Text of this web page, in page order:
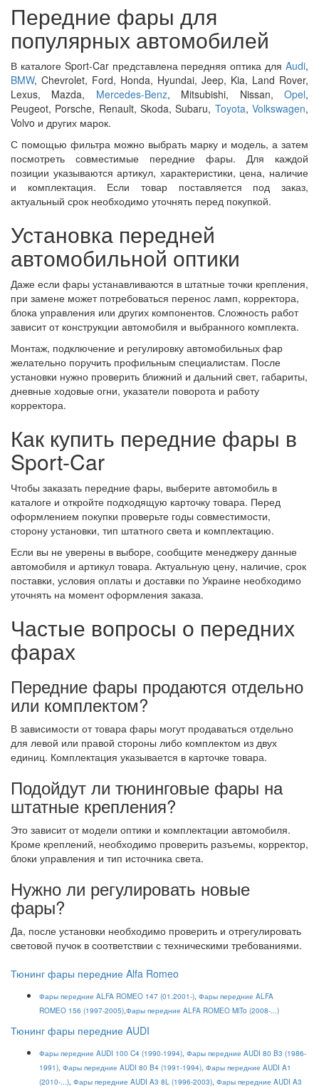
Передние фары для
популярных автомобилей
В каталоге Sport-Car представлена передняя оптика для Audi,
BMW, Chevrolet, Ford, Honda, Hyundai, Jeep, Kia, Land Rover,
Lexus, Mazda, Mercedes-Benz, Mitsubishi, Nissan,Opel,
Peugeot, Porsche, Renault, Skoda, Subaru, Toyota,Volkswagen,
Volvo и других марок.
С помощью фильтра можно выбрать марку и модель, а затем
посмотреть совместимые передние фары. Для каждой
позиции указываются артикул, характеристики, цена, наличие
и комплектация. Если товар поставляется под заказ,
актуальный срок необходимо уточнять перед покупкой.
Установка передней
автомобильной оптики
Даже если фары устанавливаются в штатные точки крепления,
при замене может потребоваться перенос ламп, корректора,
блока управления или других компонентов. Сложность работ
зависит от конструкции автомобиля и выбранного комплекта.
Монтаж, подключение и регулировку автомобильных фар
желательно поручить профильным специалистам. После
установки нужно проверить ближний и дальний свет, габариты,
дневные ходовые огни, указатели поворота и работу
корректора.
Как купить передние фары в
Sport-Car
Чтобы заказать передние фары, выберите автомобиль в
каталоге и откройте подходящую карточку товара. Перед
оформлением покупки проверьте годы совместимости,
сторону установки, тип штатного света и комплектацию.
Если вы не уверены в выборе, сообщите менеджеру данные
автомобиля и артикул товара. Актуальную цену, наличие, срок
поставки, условия оплаты и доставки по Украине необходимо
уточнять на момент оформления заказа.
Частые вопросы о передних
фарах
Передние фары продаются отдельно
или комплектом?
В зависимости от товара фары могут продаваться отдельно
для левой или правой стороны либо комплектом из двух
единиц. Комплектация указывается в карточке товара.
Подойдут ли тюнинговые фары на
штатные крепления?
Это зависит от модели оптики и комплектации автомобиля.
Кроме креплений, необходимо проверить разъемы, корректор,
блоки управления и тип источника света.
Нужно ли регулировать новые
фары?
Да, после установки необходимо проверить и отрегулировать
световой пучок в соответствии с техническими требованиями.
Тюнинг фары передние Alfa Romeo
Фары передние ALFA ROMEO 147 (01.2001-), Фары передние ALFA
ROMEO 156 (1997-2005),Фары передние ALFA ROMEO MiTo (2008-...)
Тюнинг фары передние AUDI
Фары передние AUDI 100 C4 (1990-1994), Фары передние AUDI 80 B3 (1986-
1991), Фары передние AUDI 80 B4 (1991-1994), Фары передние AUDI A1
(2010-...), Фары передние AUDI A3 8L (1996-2003), Фары передние AUDI A3